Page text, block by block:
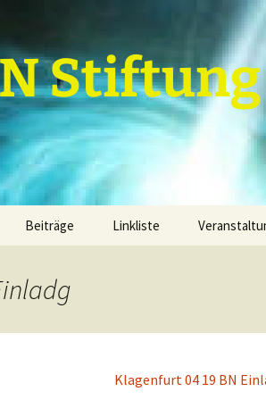
Stiftung
Grundannahmenebenen
3.
Beiträge Linkliste
Klagenfurt 04 19 BN